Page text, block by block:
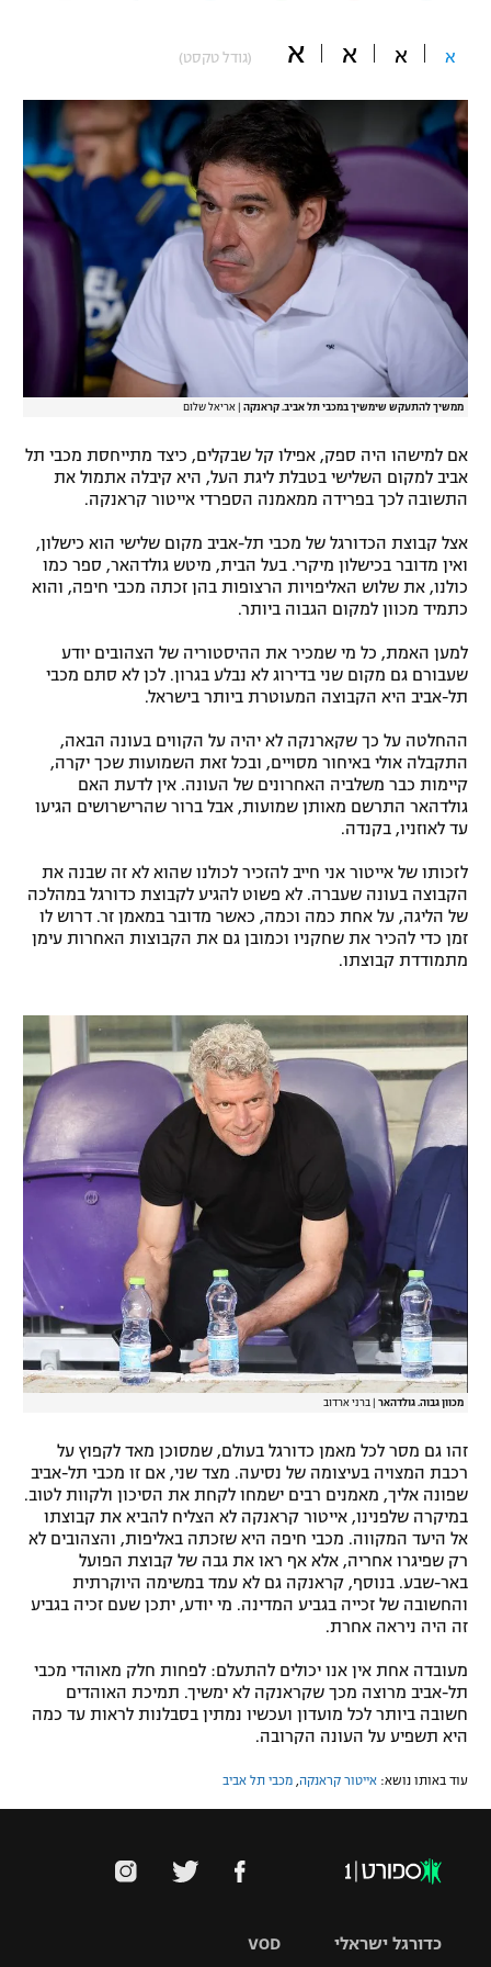
משתתפים וזוכים בפרסים
תקנון משתתפים וזוכים בפרסים
תקנון עבור פעילות אלקטרה
תקנון עבור פעילות ספורט 1 – "מרלן"
טניס
גיימינג E-Sports
תנאי שימוש
מדיניות פרטיות
תקנון פעילות ספורט 1
הצטרפות לחבילת הערוצים
תגיות
המגזין
אופניים
ספורט מוטורי
כדורמים
פוטבול אמריקאי NFL
בייסבול MLB
ספורט אתגרי ואקסטרים
אומנויות לחימה
גיימינג E-Sports
א א א א (גודל טקסט)
ממשיך להתעקש שימשיך במכבי תל אביב. קראנקה אריאל שלום
אם למישהו היה ספק, אפילו קל שבקלים, כיצד מתייחסת מכבי תל
אביב למקום השלישי בטבלת ליגת העל, היא קיבלה אתמול את
התשובה לכך בפרידה ממאמנה הספרדי אייטור קראנקה.
אצל קבוצת הכדורגל של מכבי תל-אביב מקום שלישי הוא כישלון,
ואין מדובר בכישלון מיקרי. בעל הבית, מיטש גולדהאר, ספר כמו
כולנו, את שלוש האליפויות הרצופות בהן זכתה מכבי חיפה, והוא
כתמיד מכוון למקום הגבוה ביותר.
למען האמת, כל מי שמכיר את ההיסטוריה של הצהובים יודע
שעבורם גם מקום שני בדירוג לא נבלע בגרון. לכן לא סתם מכבי
תל-אביב היא הקבוצה המעוטרת ביותר בישראל.
ההחלטה על כך שקארנקה לא יהיה על הקווים בעונה הבאה,
התקבלה אולי באיחור מסויים, ובכל זאת השמועות שכך יקרה,
קיימות כבר משלביה האחרונים של העונה. אין לדעת האם
גולדהאר התרשם מאותן שמועות, אבל ברור שהרישרושים הגיעו
עד לאוזניו, בקנדה.
לזכותו של אייטור אני חייב להזכיר לכולנו שהוא לא זה שבנה את
הקבוצה בעונה שעברה. לא פשוט להגיע לקבוצת כדורגל במהלכה
של הליגה, על אחת כמה וכמה, כאשר מדובר במאמן זר. דרוש לו
זמן כדי להכיר את שחקניו וכמובן גם את הקבוצות האחרות עימן
מתמודדת קבוצתו.
מכוון גבוה. גולדהאר ברני ארדוב
זהו גם מסר לכל מאמן כדורגל בעולם, שמסוכן מאד לקפוץ על
רכבת המצויה בעיצומה של נסיעה. מצד שני, אם זו מכבי תל-אביב
שפונה אליך, מאמנים רבים ישמחו לקחת את הסיכון ולקוות לטוב.
במיקרה שלפנינו, אייטור קראנקה לא הצליח להביא את קבוצתו
אל היעד המקווה. מכבי חיפה היא שזכתה באליפות, והצהובים לא
רק שפיגרו אחריה, אלא אף ראו את גבה של קבוצת הפועל
באר-שבע. בנוסף, קראנקה גם לא עמד במשימה היוקרתית
והחשובה של זכייה בגביע המדינה. מי יודע, יתכן שעם זכיה בגביע
זה היה ניראה אחרת.
מעובדה אחת אין אנו יכולים להתעלם: לפחות חלק מאוהדי מכבי
תל-אביב מרוצה מכך שקראנקה לא ימשיך. תמיכת האוהדים
חשובה ביותר לכל מועדון ועכשיו נמתין בסבלנות לראות עד כמה
היא תשפיע על העונה הקרובה.
עוד באותו נושא: אייטור קראנקה מכבי תל אביב
VOD כדורגל ישראלי